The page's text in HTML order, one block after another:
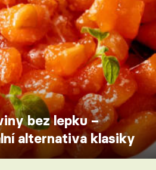
bez lepku –
alternativa klasiky